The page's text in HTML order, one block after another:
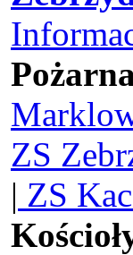
ZS
| ZS